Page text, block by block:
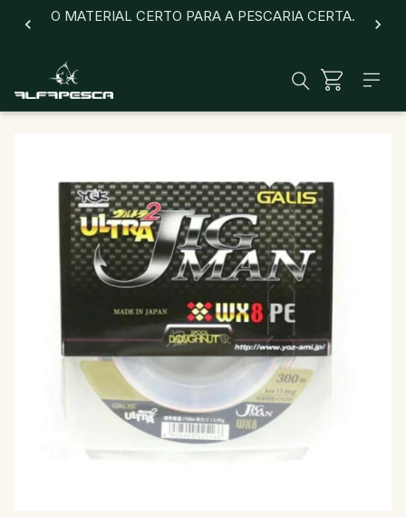
O MATERIAL CERTO PARA A PESCARIA CERTA.